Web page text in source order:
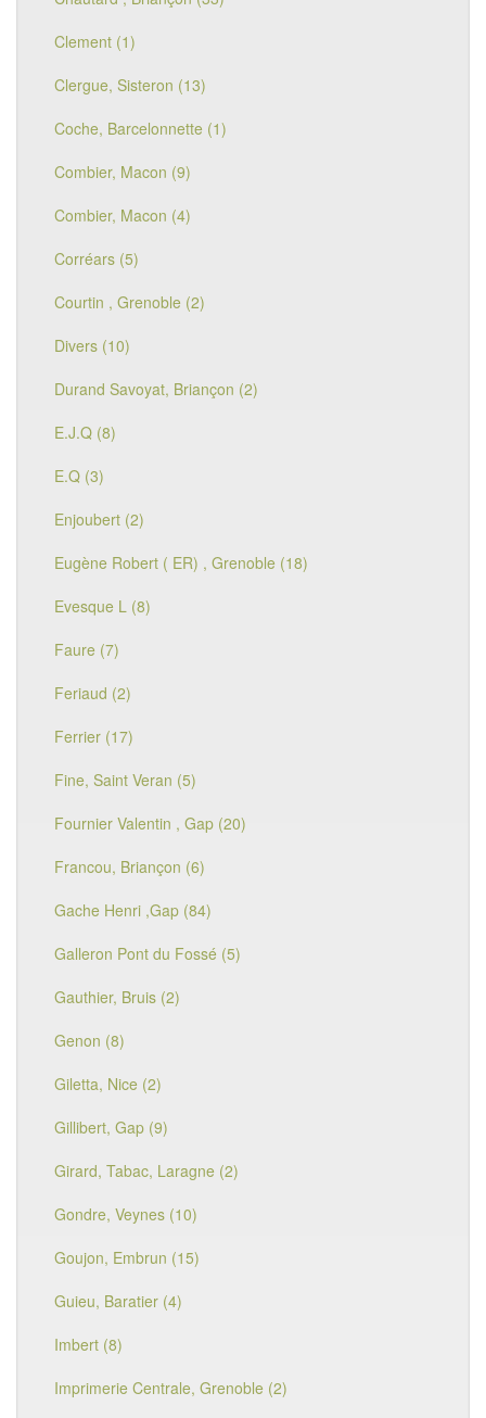
Clement (1)
Clergue, Sisteron (13)
Coche, Barcelonnette (1)
Combier, Macon (9)
Combier, Macon (4)
Corréars (5)
Courtin , Grenoble (2)
Divers (10)
Durand Savoyat, Briançon (2)
E.J.Q (8)
E.Q (3)
Enjoubert (2)
Eugène Robert ( ER) , Grenoble (18)
Evesque L (8)
Faure (7)
Feriaud (2)
Ferrier (17)
Fine, Saint Veran (5)
Fournier Valentin , Gap (20)
Francou, Briançon (6)
Gache Henri ,Gap (84)
Galleron Pont du Fossé (5)
Gauthier, Bruis (2)
Genon (8)
Giletta, Nice (2)
Gillibert, Gap (9)
Girard, Tabac, Laragne (2)
Gondre, Veynes (10)
Goujon, Embrun (15)
Guieu, Baratier (4)
Imbert (8)
Imprimerie Centrale, Grenoble (2)